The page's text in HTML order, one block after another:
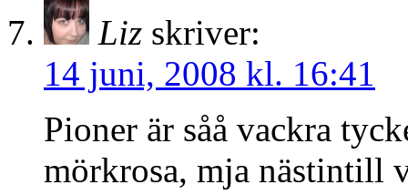
Liz skriver:
14 juni, 2008 kl. 16:41
Pioner är såå vackra
mörkrosa, mja nästintill